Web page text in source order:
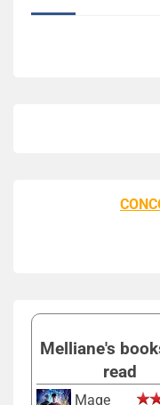
Melliane's
read
Mage